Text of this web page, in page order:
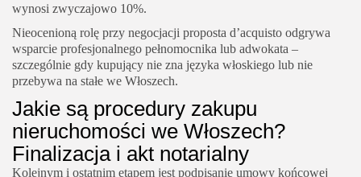
wynosi zwyczajowo 10%.
Nieocenioną rolę przy negocjacji proposta d’acquisto odgrywa
wsparcie profesjonalnego pełnomocnika lub adwokata –
szczególnie gdy kupujący nie zna języka włoskiego lub nie
przebywa na stałe we Włoszech.
Jakie są procedury zakupu
nieruchomości we Włoszech?
Finalizacja i akt notarialny
Kolejnym i ostatnim etapem jest podpisanie umowy końcowej